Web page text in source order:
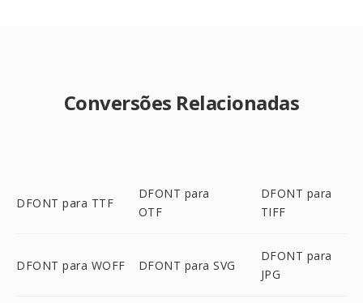
Conversões Relacionadas
DFONT para TTF
DFONT para
OTF
DFONT para
TIFF
DFONT para WOFF DFONT para SVG
DFONT para
JPG